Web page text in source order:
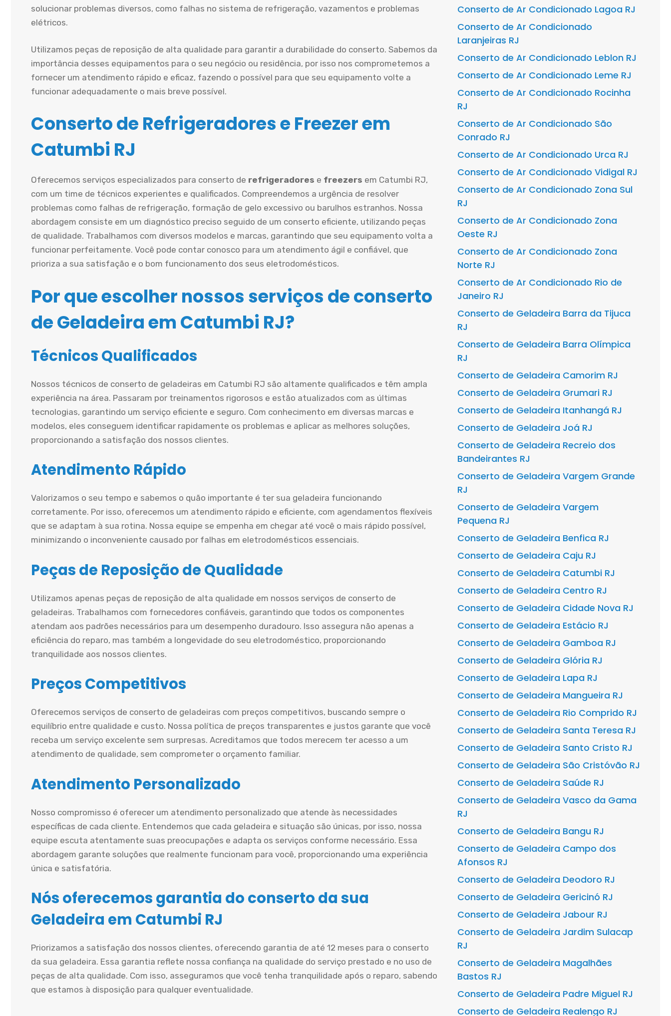
solucionar problemas diversos, como falhas no sistema de refrigeração, vazamentos e problemas
elétricos.
Utilizamos peças de reposição de alta qualidade para garantir a durabilidade do conserto. Sabemos da
importância desses equipamentos para o seu negócio ou residência, por isso nos comprometemos a
fornecer um atendimento rápido e eficaz, fazendo o possível para que seu equipamento volte a
funcionar adequadamente o mais breve possível.
Conserto de Refrigeradores e Freezer em
Catumbi RJ
Oferecemos serviços especializados para conserto de refrigeradores e freezers em Catumbi RJ,
com um time de técnicos experientes e qualificados. Compreendemos a urgência de resolver
problemas como falhas de refrigeração, formação de gelo excessivo ou barulhos estranhos. Nossa
abordagem consiste em um diagnóstico preciso seguido de um conserto eficiente, utilizando peças
de qualidade. Trabalhamos com diversos modelos e marcas, garantindo que seu equipamento volta a
funcionar perfeitamente. Você pode contar conosco para um atendimento ágil e confiável, que
prioriza a sua satisfação e o bom funcionamento dos seus eletrodomésticos.
Por que escolher nossos serviços de conserto
de Geladeira em Catumbi RJ?
Técnicos Qualificados
Nossos técnicos de conserto de geladeiras em Catumbi RJ são altamente qualificados e têm ampla
experiência na área. Passaram por treinamentos rigorosos e estão atualizados com as últimas
tecnologias, garantindo um serviço eficiente e seguro. Com conhecimento em diversas marcas e
modelos, eles conseguem identificar rapidamente os problemas e aplicar as melhores soluções,
proporcionando a satisfação dos nossos clientes.
Atendimento Rápido
Valorizamos o seu tempo e sabemos o quão importante é ter sua geladeira funcionando
corretamente. Por isso, oferecemos um atendimento rápido e eficiente, com agendamentos flexíveis
que se adaptam à sua rotina. Nossa equipe se empenha em chegar até você o mais rápido possível,
minimizando o inconveniente causado por falhas em eletrodomésticos essenciais.
Peças de Reposição de Qualidade
Utilizamos apenas peças de reposição de alta qualidade em nossos serviços de conserto de
geladeiras. Trabalhamos com fornecedores confiáveis, garantindo que todos os componentes
atendam aos padrões necessários para um desempenho duradouro. Isso assegura não apenas a
eficiência do reparo, mas também a longevidade do seu eletrodoméstico, proporcionando
tranquilidade aos nossos clientes.
Preços Competitivos
Oferecemos serviços de conserto de geladeiras com preços competitivos, buscando sempre o
equilíbrio entre qualidade e custo. Nossa política de preços transparentes e justos garante que você
receba um serviço excelente sem surpresas. Acreditamos que todos merecem ter acesso a um
atendimento de qualidade, sem comprometer o orçamento familiar.
Atendimento Personalizado
Nosso compromisso é oferecer um atendimento personalizado que atende às necessidades
específicas de cada cliente. Entendemos que cada geladeira e situação são únicas, por isso, nossa
equipe escuta atentamente suas preocupações e adapta os serviços conforme necessário. Essa
abordagem garante soluções que realmente funcionam para você, proporcionando uma experiência
única e satisfatória.
Nós oferecemos garantia do conserto da sua
Geladeira em Catumbi RJ
Priorizamos a satisfação dos nossos clientes, oferecendo garantia de até 12 meses para o conserto
da sua geladeira. Essa garantia reflete nossa confiança na qualidade do serviço prestado e no uso de
peças de alta qualidade. Com isso, asseguramos que você tenha tranquilidade após o reparo, sabendo
que estamos à disposição para qualquer eventualidade.
Conserto de Ar Condicionado Lagoa RJ
Conserto de Ar Condicionado
Laranjeiras RJ
Conserto de Ar Condicionado Leblon RJ
Conserto de Ar Condicionado Leme RJ
Conserto de Ar Condicionado Rocinha
RJ
Conserto de Ar Condicionado São
Conrado RJ
Conserto de Ar Condicionado Urca RJ
Conserto de Ar Condicionado Vidigal RJ
Conserto de Ar Condicionado Zona Sul
RJ
Conserto de Ar Condicionado Zona
Oeste RJ
Conserto de Ar Condicionado Zona
Norte RJ
Conserto de Ar Condicionado Rio de
Janeiro RJ
Conserto de Geladeira Barra da Tijuca
RJ
Conserto de Geladeira Barra Olímpica
RJ
Conserto de Geladeira Camorim RJ
Conserto de Geladeira Grumari RJ
Conserto de Geladeira Itanhangá RJ
Conserto de Geladeira Joá RJ
Conserto de Geladeira Recreio dos
Bandeirantes RJ
Conserto de Geladeira Vargem Grande
RJ
Conserto de Geladeira Vargem
Pequena RJ
Conserto de Geladeira Benfica RJ
Conserto de Geladeira Caju RJ
Conserto de Geladeira Catumbi RJ
Conserto de Geladeira Centro RJ
Conserto de Geladeira Cidade Nova RJ
Conserto de Geladeira Estácio RJ
Conserto de Geladeira Gamboa RJ
Conserto de Geladeira Glória RJ
Conserto de Geladeira Lapa RJ
Conserto de Geladeira Mangueira RJ
Conserto de Geladeira Rio Comprido RJ
Conserto de Geladeira Santa Teresa RJ
Conserto de Geladeira Santo Cristo RJ
Conserto de Geladeira São Cristóvão RJ
Conserto de Geladeira Saúde RJ
Conserto de Geladeira Vasco da Gama
RJ
Conserto de Geladeira Bangu RJ
Conserto de Geladeira Campo dos
Afonsos RJ
Conserto de Geladeira Deodoro RJ
Conserto de Geladeira Gericinó RJ
Conserto de Geladeira Jabour RJ
Conserto de Geladeira Jardim Sulacap
RJ
Conserto de Geladeira Magalhães
Bastos RJ
Conserto de Geladeira Padre Miguel RJ
Conserto de Geladeira Realengo RJ